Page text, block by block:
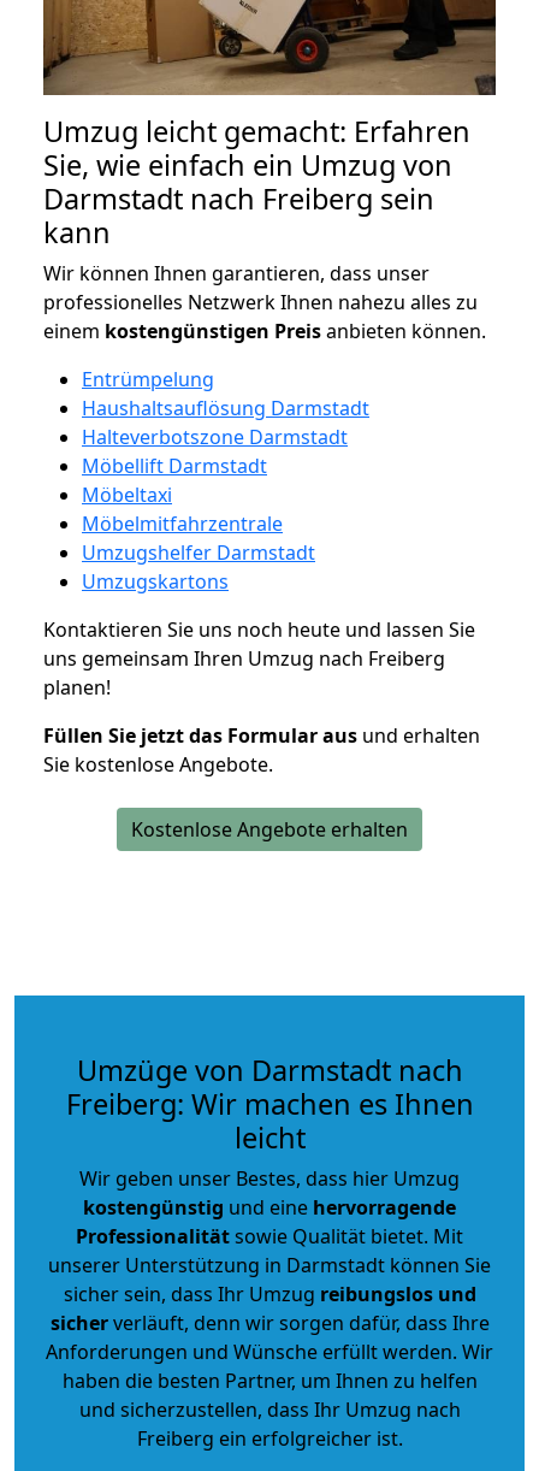
Umzug leicht gemacht: Erfahren
Sie, wie einfach ein Umzug von
Darmstadt nach Freiberg sein
kann
Wir können Ihnen garantieren, dass unser
professionelles Netzwerk Ihnen nahezu alles zu
einem kostengünstigen Preisanbieten können.
Entrümpelung
Haushaltsauflösung Darmstadt
Halteverbotszone Darmstadt
Möbellift Darmstadt
Möbeltaxi
Möbelmitfahrzentrale
Umzugshelfer Darmstadt
Umzugskartons
Kontaktieren Sie uns noch heute und lassen Sie
uns gemeinsam Ihren Umzug nach Freiberg
planen!
Füllen Sie jetzt das Formular aus und erhalten
Sie kostenlose Angebote.
Kostenlose Angebote erhalten
Umzüge von Darmstadt nach
Freiberg: Wir machen es Ihnen
leicht
Wir geben unser Bestes, dass hier Umzug
kostengünstig und eine hervorragende
Professionalitätsowie Qualität bietet. Mit
unserer Unterstützung in Darmstadt können Sie
sicher sein, dass Ihr Umzug reibungslos und
sicherverläuft, denn wir sorgen dafür, dass Ihre
Anforderungen und Wünsche erfüllt werden. Wir
haben die besten Partner, um Ihnen zu helfen
und sicherzustellen, dass Ihr Umzug nach
Freiberg ein erfolgreicher ist.